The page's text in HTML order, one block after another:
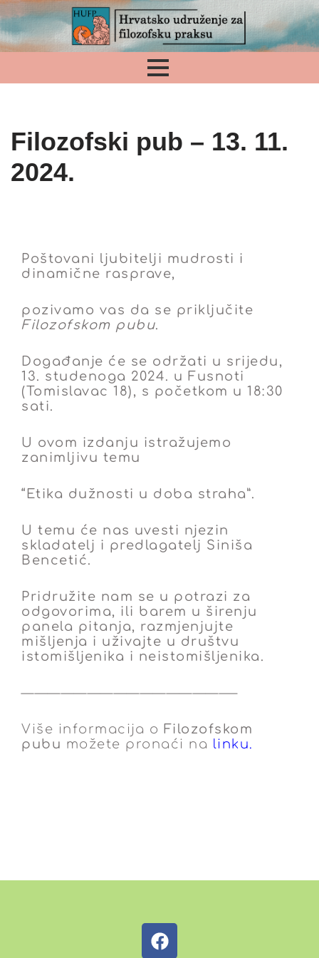
Skip
to
Filozofski pub – 13. 11.
2024.
Poštovani ljubitelji mudrosti i
dinamične rasprave,
pozivamo vas da se priključite
Filozofskom pubu.
Događanje će se održati u srijedu,
13. studenoga 2024. u Fusnoti
(Tomislavac 18), s početkom u 18:30
sati.
U ovom izdanju istražujemo
zanimljivu temu
“Etika dužnosti u doba straha”.
U temu će nas uvesti njezin
skladatelj i predlagatelj Siniša
Bencetić.
Pridružite nam se u potrazi za
odgovorima, ili barem u širenju
panela pitanja, razmjenjujte
mišljenja i uživajte u društvu
istomišljenika i neistomišljenika.
————————————————–
Više informacija o Filozofskom
pubu možete pronaći na linku.